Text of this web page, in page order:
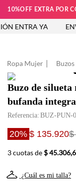
10%OFF EXTRA POR
ENTRA YA
Ropa Mujer Buzos
Buzo de
bufanda
Referencia: BUZ-PUN-
20% $ 135.920$
3 cuotas de$
¿Cuál es mi talla?